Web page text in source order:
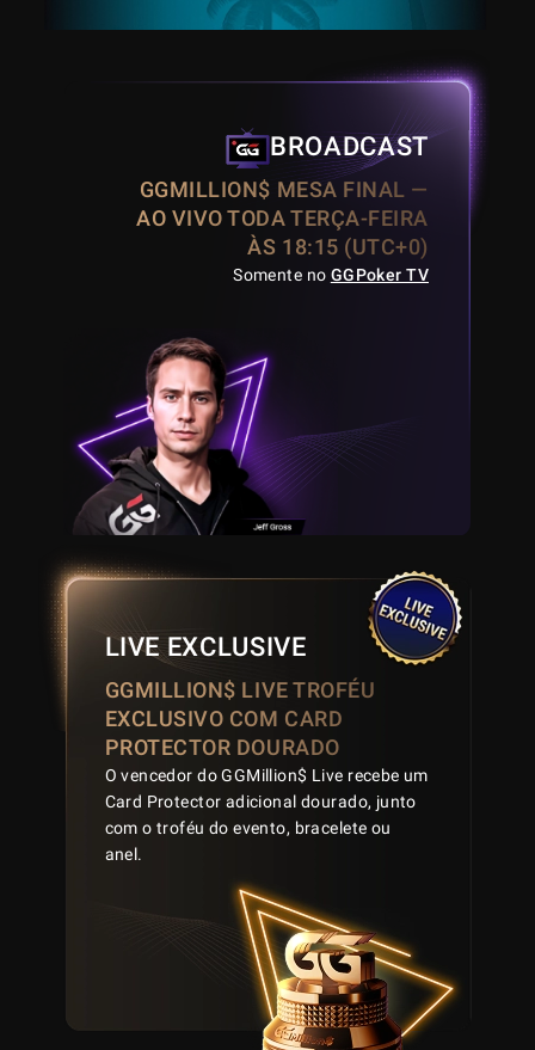
BROADCAST
GGMILLION$ MESA FINAL —
AO VIVO TODA TERÇA-FEIRA
ÀS 18:15 (UTC+0)
Somente no GGPoker TV
LIVE EXCLUSIVE
GGMILLION$ LIVE TROFÉU
EXCLUSIVO COM CARD
PROTECTOR DOURADO
O vencedor do GGMillion$ Live recebe um
Card Protector adicional dourado, junto
com o troféu do evento, bracelete ou
anel.